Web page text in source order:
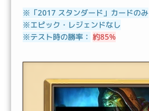
※「2017 スタンダード」カードのみ
※エピック・レジェンドなし
※テスト時の勝率： 約85%